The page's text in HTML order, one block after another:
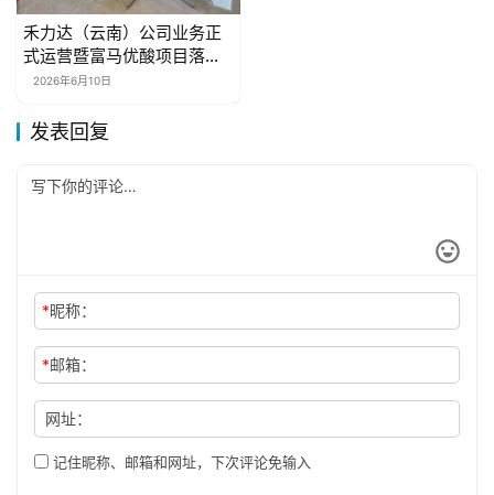
禾力达（云南）公司业务正
式运营暨富马优酸项目落地
启动
2026年6月10日
发表回复
*昵称：
*邮箱：
网址：
记住昵称、邮箱和网址，下次评论免输入